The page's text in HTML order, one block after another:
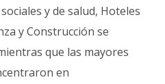
y de salud, Hoteles
y Construcción se
que las mayores
en